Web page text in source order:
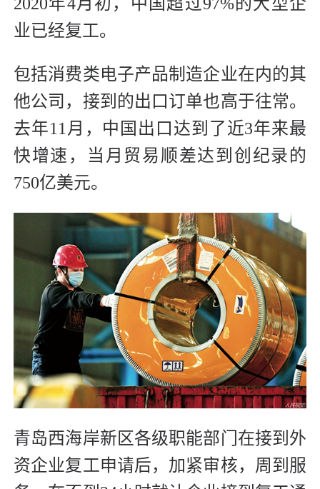
业已经复工。
包括消费类电子产品制造企业在内的其
他公司，接到的出口订单也高于往常。
去年11月，中国出口达到了近3年来最
快增速，当月贸易顺差达到创纪录的
750亿美元。
青岛西海岸新区各级职能部门在接到外
资企业复工申请后，加紧审核，周到服